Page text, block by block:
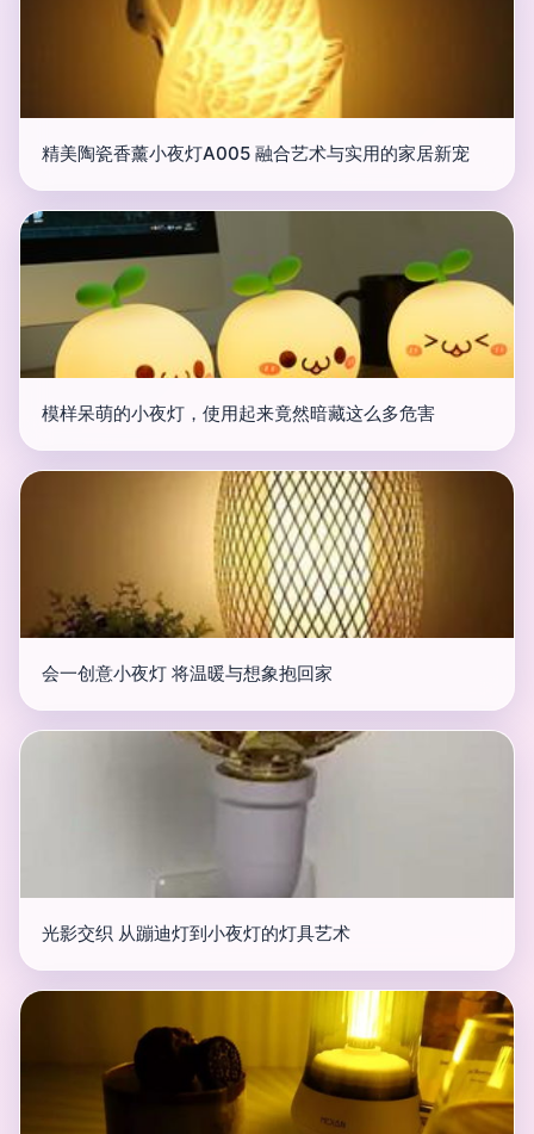
精美陶瓷香薰小夜灯A005 融合艺术与实用的家居新宠
模样呆萌的小夜灯，使用起来竟然暗藏这么多危害
会一创意小夜灯 将温暖与想象抱回家
光影交织 从蹦迪灯到小夜灯的灯具艺术